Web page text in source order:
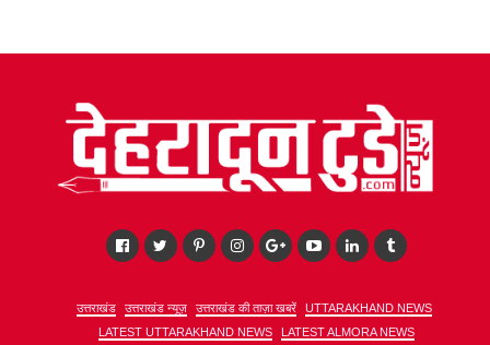
उत्तराखंड उत्तराखंड न्यूज़ उत्तराखंड की ताज़ा खबरें
UTTARAKHAND NEWS
LATEST UTTARAKHAND NEWS
LATEST ALMORA NEWS